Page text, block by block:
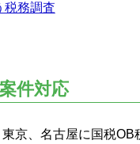
税務調査
件対応
京、名古屋に国税OB